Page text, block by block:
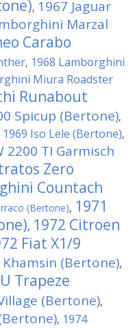
, 1967 Jaguar
Marzal
Carabo
, 1968 Lamborghini
Miura Roadster
Runabout
Spicup (Bertone),
1969 Iso Lele (Bertone),
2200 TI Garmisch
Zero
Countach
(Bertone), 1971
, 1972 Citroen
Fiat X1/9
(Bertone),
Trapeze
(Bertone),
, 1974